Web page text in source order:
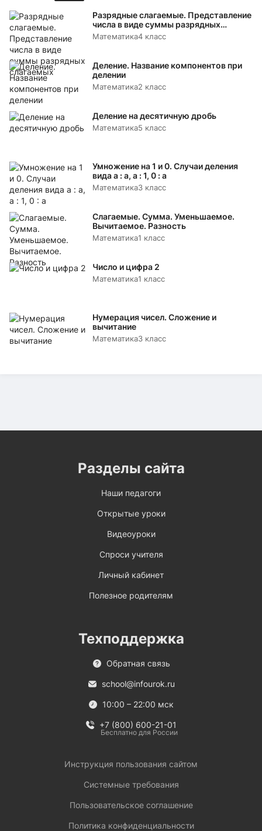
Разрядные слагаемые. Представление
числа в виде суммы разрядных
слагаемых
Математика4 класс
Деление. Название компонентов при
делении
Математика2 класс
Деление на десятичную дробь
Математика5 класс
Умножение на 1 и 0. Случаи деления
вида а : а, а : 1, 0 : а
Математика3 класс
Слагаемые. Сумма. Уменьшаемое.
Вычитаемое. Разность
Математика1 класс
Число и цифра 2
Математика1 класс
Нумерация чисел. Сложение и
вычитание
Математика3 класс
Разделы сайта
Наши педагоги
Открытые уроки
Видеоуроки
Спроси учителя
Личный кабинет
Полезное родителям
Техподдержка
Обратная связь
school@infourok.ru
10:00 – 22:00 мск
+7 (800) 600-21-01
Бесплатно для России
Инструкция пользования сайтом
Системные требования
Пользовательское соглашение
Политика конфиденциальности